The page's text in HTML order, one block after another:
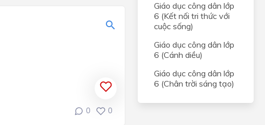
0 0
Giáo dục công dân lớp
6 (Kết nối tri thức với
cuộc sống)
Giáo dục công dân lớp
6 (Cánh diều)
Giáo dục công dân lớp
6 (Chân trời sáng tạo)